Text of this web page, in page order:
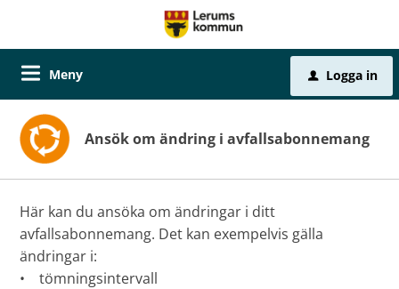
Meny u Logga in
Ansök om ändring i avfallsabonnemang
Här kan du ansöka om ändringar i ditt
avfallsabonnemang. Det kan exempelvis gälla
ändringar i:
• tömningsintervall